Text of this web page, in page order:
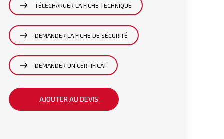
TÉLÉCHARGER LA FICHE TECHNIQUE
DEMANDER LA FICHE DE SÉCURITÉ
DEMANDER UN CERTIFICAT
AJOUTER AU DEVIS